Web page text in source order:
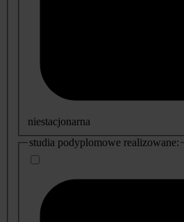
niestacjonarna
studia podyplomowe realizowane: